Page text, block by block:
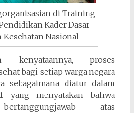
di Training
Kader Dasar
Kesehatan Nasional
kenyataannya, proses
bagi setiap warga negara
sebagaimana diatur dalam
yang menyatakan bahwa
atas